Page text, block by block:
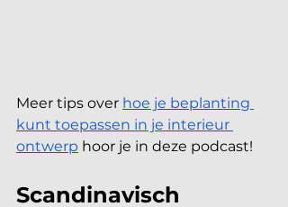
Meer tips over hoe je beplanting
kunt toepassen in je interieur
ontwerp hoor je in deze podcast!
Scandinavisch